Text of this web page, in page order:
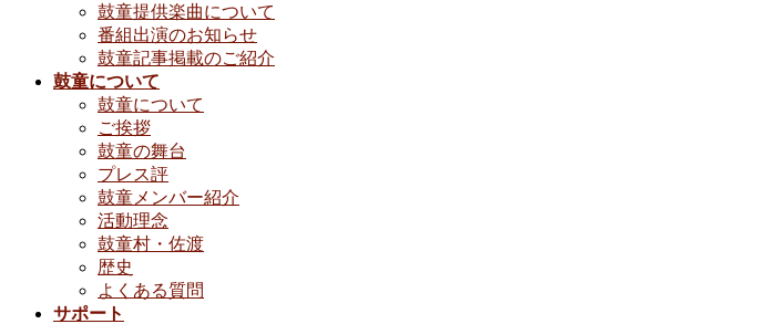
鼓童提供楽曲について
番組出演のお知らせ
鼓童記事掲載のご紹介
鼓童について
鼓童について
ご挨拶
鼓童の舞台
プレス評
鼓童メンバー紹介
活動理念
鼓童村・佐渡
歴史
よくある質問
サポート